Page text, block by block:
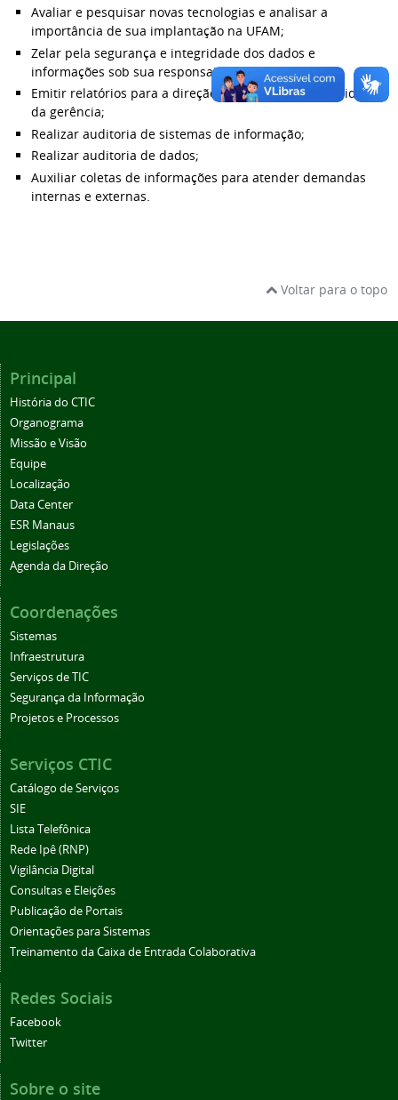
Avaliar e pesquisar novas tecnologias e analisar a
importância de sua implantação na UFAM;
Zelar pela segurança e integridade dos dados e
informações sob sua responsabilidade;
Emitir relatórios para a direção do CTIC sobre as atividades
da gerência;
Realizar auditoria de sistemas de informação;
Realizar auditoria de dados;
Auxiliar coletas de informações para atender demandas
internas e externas.
Voltar para o topo
Principal
História do CTIC
Organograma
Missão e Visão
Equipe
Localização
Data Center
ESR Manaus
Legislações
Agenda da Direção
Coordenações
Sistemas
Infraestrutura
Serviços de TIC
Segurança da Informação
Projetos e Processos
Serviços CTIC
Catálogo de Serviços
SIE
Lista Telefônica
Rede Ipê (RNP)
Vigilância Digital
Consultas e Eleições
Publicação de Portais
Orientações para Sistemas
Treinamento da Caixa de Entrada Colaborativa
Redes Sociais
Facebook
Twitter
Sobre o site